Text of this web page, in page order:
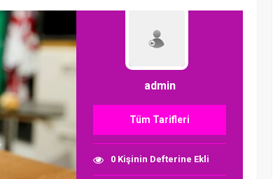
admin
Tüm Tarifleri
0 Kişinin Defterine Ekli